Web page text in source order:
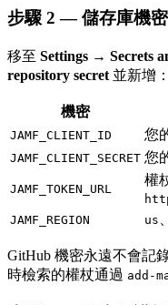
步驟 2 — 儲存庫機密
移至 Settings → Secrets
repository secret 並新增：
機密
JAMF_CLIENT_ID 您
JAMF_CLIENT_SECRET 您
JAMF_TOKEN_URL
權
JAMF_REGION
us
GitHub 機密永遠不會記
時檢索的權杖通過 add-